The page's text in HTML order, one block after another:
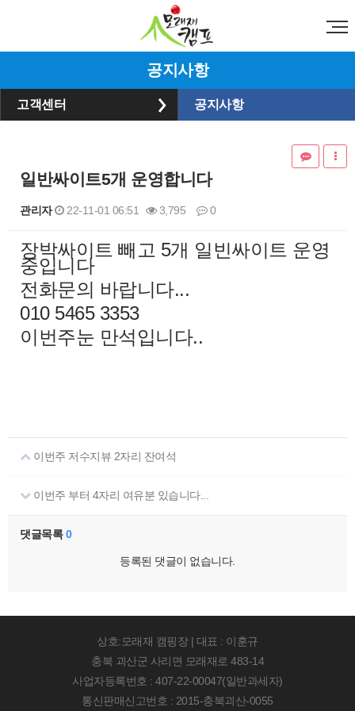
공지사항
고객센터 공지사항
일반싸이트5개 운영합니다
관리자 22-11-01 06:51 3,795 0
본문
장박싸이트 빼고 5개 일빈싸이트 운영
중입니다
전화문의 바랍니다...
010 5465 3353
이번주눈 만석입니다..
이번주 저수지뷰 2자리 잔여석
이번주 부터 4자리 여유분 있습니다...
댓글목록0
등록된 댓글이 없습니다.
상호:모래재 캠핑장 | 대표 : 이훈규
충북 괴산군 사리면 모래재로 483-14
사업자등록번호 : 407-22-00047(일반과세자)
통신판매신고번호 : 2015-충북괴산-0055